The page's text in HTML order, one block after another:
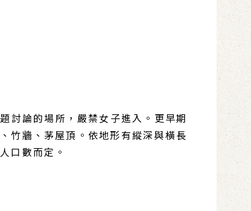
討論的場所，嚴禁女子進入。更早期
竹牆、茅屋頂。依地形有縱深與橫長
口數而定。